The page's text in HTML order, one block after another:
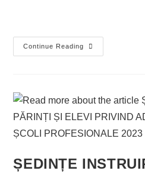
Continue Reading
ȘEDINȚE